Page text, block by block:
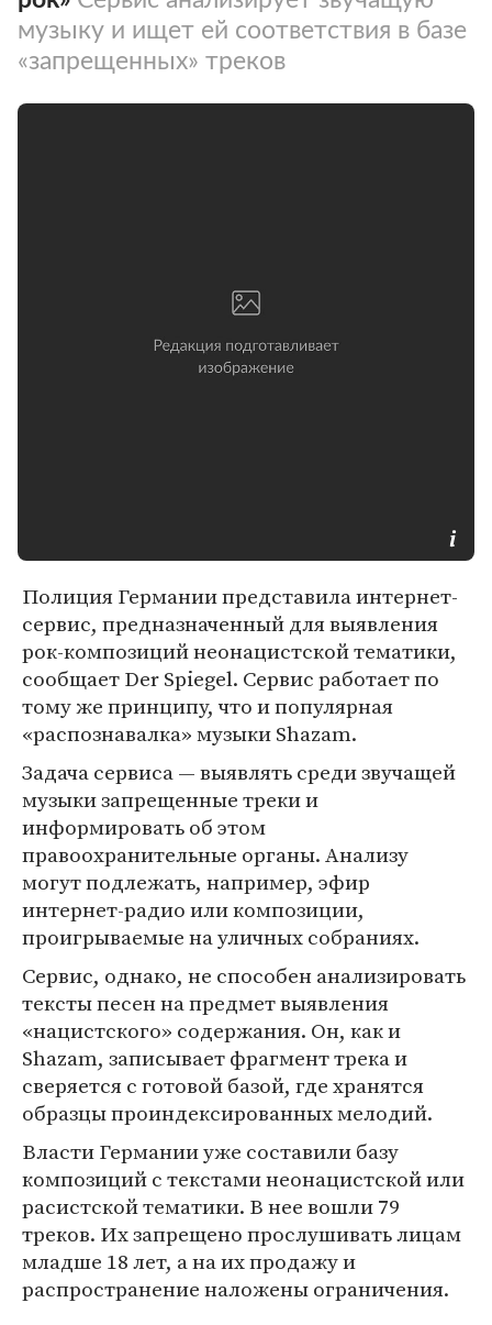
музыку и ищет ей соответствия в базе
«запрещенных» треков
Полиция Германии представила интернет-
сервис, предназначенный для выявления
рок-композиций неонацистской тематики,
сообщает Der Spiegel. Сервис работает по
тому же принципу, что и популярная
«распознавалка» музыки Shazam.
Задача сервиса — выявлять среди звучащей
музыки запрещенные треки и
информировать об этом
правоохранительные органы. Анализу
могут подлежать, например, эфир
интернет-радио или композиции,
проигрываемые на уличных собраниях.
Сервис, однако, не способен анализировать
тексты песен на предмет выявления
«нацистского» содержания. Он, как и
Shazam, записывает фрагмент трека и
сверяется с готовой базой, где хранятся
образцы проиндексированных мелодий.
Власти Германии уже составили базу
композиций с текстами неонацистской или
расистской тематики. В нее вошли 79
треков. Их запрещено прослушивать лицам
младше 18 лет, а на их продажу и
распространение наложены ограничения.